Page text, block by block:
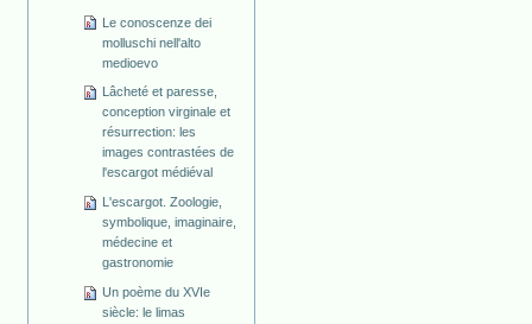
Le conoscenze dei
molluschi nell'alto
medioevo
Lâcheté et paresse,
conception virginale et
résurrection: les
images contrastées de
l'escargot médiéval
L'escargot. Zoologie,
symbolique, imaginaire,
médecine et
gastronomie
Un poème du XVIe
siècle: le limas